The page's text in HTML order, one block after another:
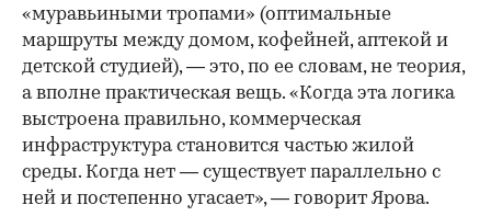
«муравьиными тропами» (оптимальные
маршруты между домом, кофейней, аптекой и
детской студией), — это, по ее словам, не теория,
а вполне практическая вещь. «Когда эта логика
выстроена правильно, коммерческая
инфраструктура становится частью жилой
среды. Когда нет — существует параллельно с
ней и постепенно угасает», — говорит Ярова.